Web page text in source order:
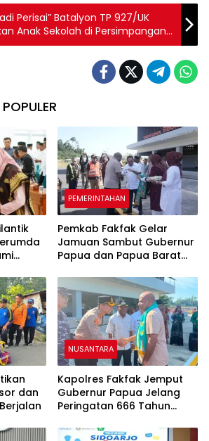
Perisai” Batalyon TP 927/UK
Anak Sekolah di Persimpangan
Selatan
PEMERINTAHAN
Pemkab Fakfak Gelar
Jamuan Sambut Gubernur
Papua dan Papua Barat
dan
NUSANTARA
Kapolres Fakfak Jemput
Gubernur Papua Jelang
Peringatan 666 Tahun